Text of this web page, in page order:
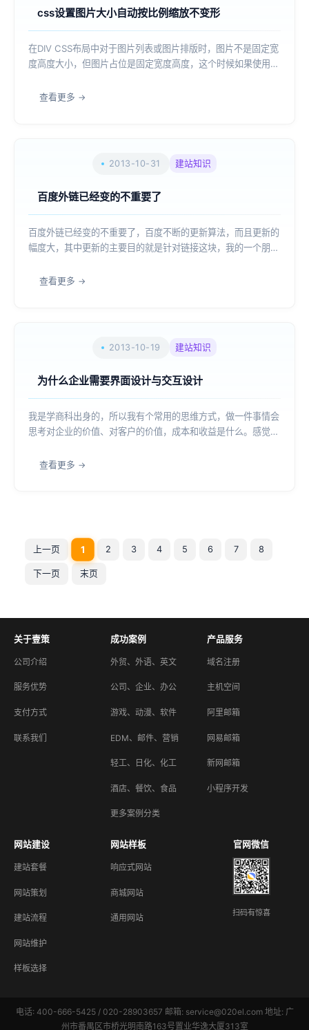
css设置图片大小自动按比例缩放不变形
在DIV CSS布局中对于图片列表或图片排版时，图片不是固定宽
度高度大小，但图片占位是固定宽度高度，这个时候如果使用
这个位置不是等比例大小，那么这张图片就会变形，让图片变的
查看更多
2013-10-31 建站知识
百度外链已经变的不重要了
百度外链已经变的不重要了，百度不断的更新算法，而且更新的
幅度大，其中更新的主要目的就是针对链接这块，我的一个朋友
降。而我朋做的外链中有很多是百度产品的链接，这里我也不能
查看更多
2013-10-19 建站知识
为什么企业需要界面设计与交互设计
我是学商科出身的，所以我有个常用的思维方式，做一件事情会
思考对企业的价值、对客户的价值，成本和收益是什么。感觉业
能够看到“企业为什么需要界面设计与交互设计”这种话题的文
查看更多
上一页 1 2 3 4 5 6 7 8
下一页 末页
关于壹策
公司介绍
服务优势
支付方式
联系我们
成功案例
外贸、外语、英文
公司、企业、办公
游戏、动漫、软件
EDM、邮件、营销
轻工、日化、化工
酒店、餐饮、食品
更多案例分类
产品服务
域名注册
主机空间
阿里邮箱
网易邮箱
新网邮箱
小程序开发
网站建设
建站套餐
网站策划
建站流程
网站维护
样板选择
网站样板
响应式网站
商城网站
通用网站
官网微信
扫码有惊喜
电话: 400-666-5425 / 020-28903657 邮箱: service@020el.com 地址: 广
州市番禺区市桥光明南路163号置业华逸大厦313室